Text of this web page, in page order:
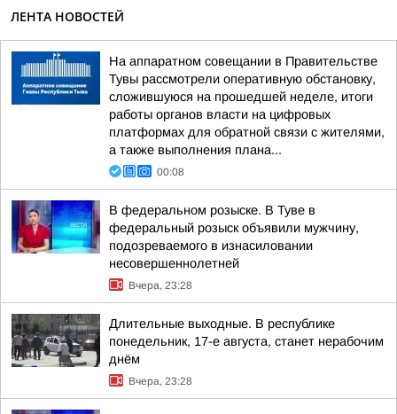
ЛЕНТА НОВОСТЕЙ
На аппаратном совещании в Правительстве
Тувы рассмотрели оперативную обстановку,
сложившуюся на прошедшей неделе, итоги
работы органов власти на цифровых
платформах для обратной связи с жителями,
а также выполнения плана...
00:08
В федеральном розыске. В Туве в
федеральный розыск объявили мужчину,
подозреваемого в изнасиловании
несовершеннолетней
Вчера, 23:28
Длительные выходные. В республике
понедельник, 17-е августа, станет нерабочим
днём
Вчера, 23:28